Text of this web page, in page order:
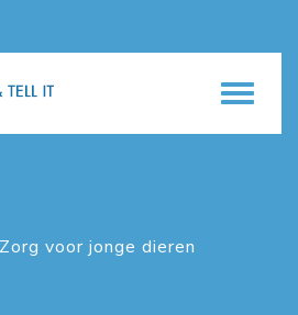
Zorg voor jonge dieren